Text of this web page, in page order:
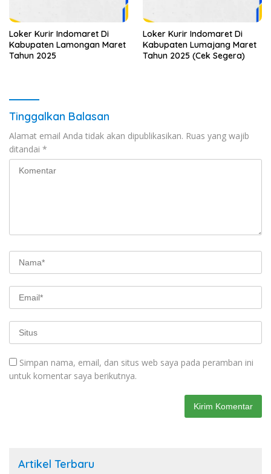
Loker Kurir Indomaret Di
Kabupaten Lamongan Maret
Tahun 2025
Loker Kurir Indomaret Di
Kabupaten Lumajang Maret
Tahun 2025 (Cek Segera)
Tinggalkan Balasan
Alamat email Anda tidak akan dipublikasikan. Ruas yang wajib
ditandai *
Simpan nama, email, dan situs web saya pada peramban ini
untuk komentar saya berikutnya.
Artikel Terbaru